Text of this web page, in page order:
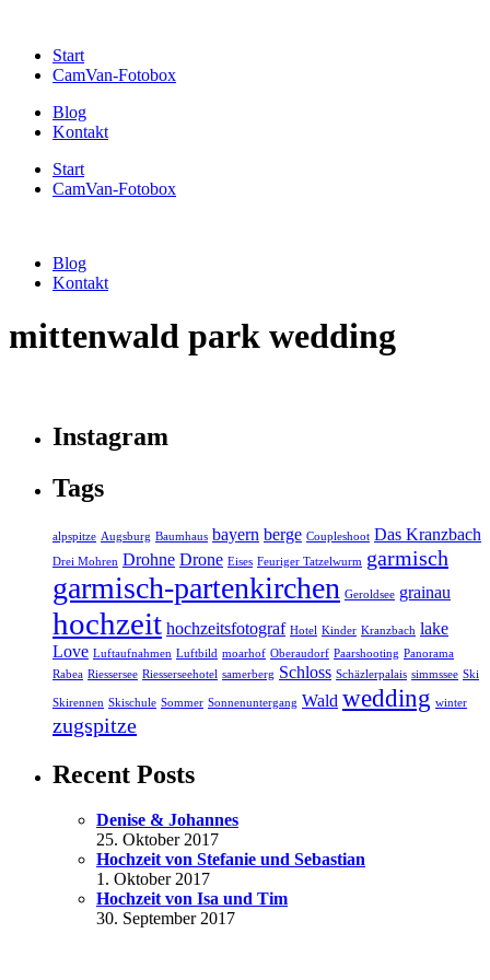
Start
CamVan-Fotobox
Blog
Kontakt
Start
CamVan-Fotobox
Blog
Kontakt
mittenwald park wedding
Instagram
Tags
alpspitze Augsburg Baumhaus bayern berge Coupleshoot Das Kranzbach
Drei Mohren Drohne Drone Eises Feuriger Tatzelwurm garmisch
garmisch-partenkirchen Geroldsee grainau
hochzeit hochzeitsfotograf Hotel Kinder Kranzbach lake
Love Luftaufnahmen Luftbild moarhof Oberaudorf Paarshooting Panorama
Rabea Riessersee Riesserseehotel samerberg Schloss Schäzlerpalais simmssee Ski
Skirennen Skischule Sommer Sonnenuntergang Wald wedding winter
zugspitze
Recent Posts
Denise & Johannes
25. Oktober 2017
Hochzeit von Stefanie und Sebastian
1. Oktober 2017
Hochzeit von Isa und Tim
30. September 2017